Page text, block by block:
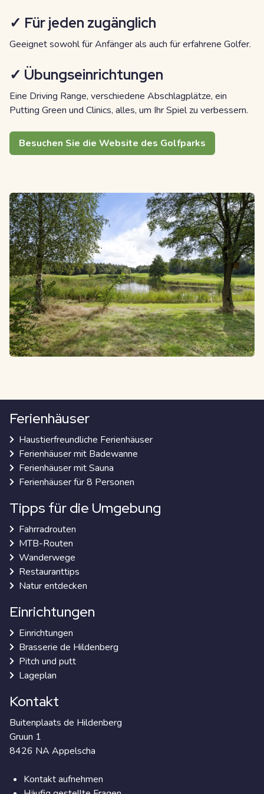
✓ Für jeden zugänglich
Geeignet sowohl für Anfänger als auch für erfahrene Golfer.
✓ Übungseinrichtungen
Eine Driving Range, verschiedene Abschlagplätze, ein
Putting Green und Clinics, alles, um Ihr Spiel zu verbessern.
Besuchen Sie die Website des Golfparks
Ferienhäuser
Haustierfreundliche Ferienhäuser
Ferienhäuser mit Badewanne
Ferienhäuser mit Sauna
Ferienhäuser für 8 Personen
Tipps für die Umgebung
Fahrradrouten
MTB-Routen
Wanderwege
Restauranttips
Natur entdecken
Einrichtungen
Einrichtungen
Brasserie de Hildenberg
Pitch und putt
Lageplan
Kontakt
Buitenplaats de Hildenberg
Gruun 1
8426 NA Appelscha
Kontakt aufnehmen